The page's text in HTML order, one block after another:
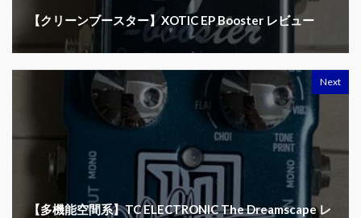
【クリーンブースター】XOTIC EP Booster レビュー
Next
【多機能空間系】TC ELECTRONIC The Dreamscape レ